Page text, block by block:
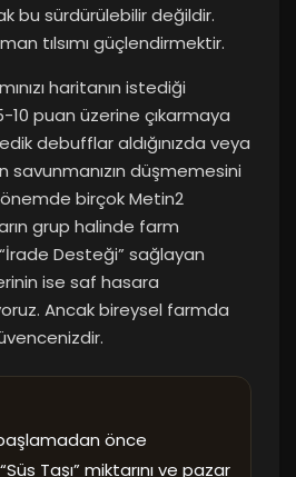
bu sürdürülebilir değildir.
tılsımı güçlendirmektir.
haritanın istediği
puan üzerine çıkarmaya
debufflar aldığınızda veya
savunmanızın düşmemesini
birçok Metin2
grup halinde farm
Desteği” sağlayan
ise saf hasara
Ancak bireysel farmda
önce
Taşı” miktarını ve pazar